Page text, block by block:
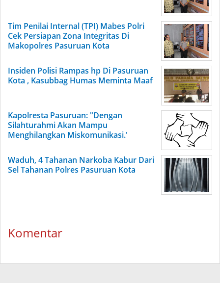
Tim Penilai Internal (TPI) Mabes Polri
Cek Persiapan Zona Integritas Di
Makopolres Pasuruan Kota
Insiden Polisi Rampas hp Di Pasuruan
Kota , Kasubbag Humas Meminta Maaf
Kapolresta Pasuruan: "Dengan
Silahturahmi Akan Mampu
Menghilangkan Miskomunikasi.'
Waduh, 4 Tahanan Narkoba Kabur Dari
Sel Tahanan Polres Pasuruan Kota
Komentar